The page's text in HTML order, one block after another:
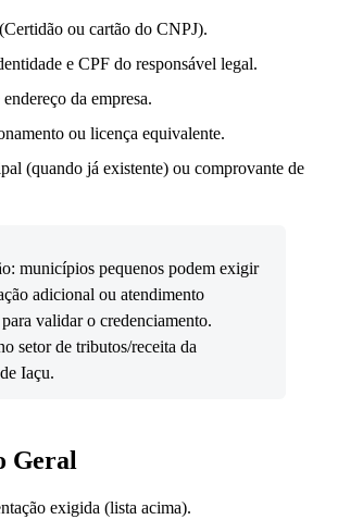
ou cartão do CNPJ).
e CPF do responsável legal.
da empresa.
ou licença equivalente.
(quando já existente) ou comprovante de
municípios pequenos podem exigir
adicional ou atendimento
validar o credenciamento.
setor de tributos/receita da
Iaçu.
Geral
exigida (lista acima).